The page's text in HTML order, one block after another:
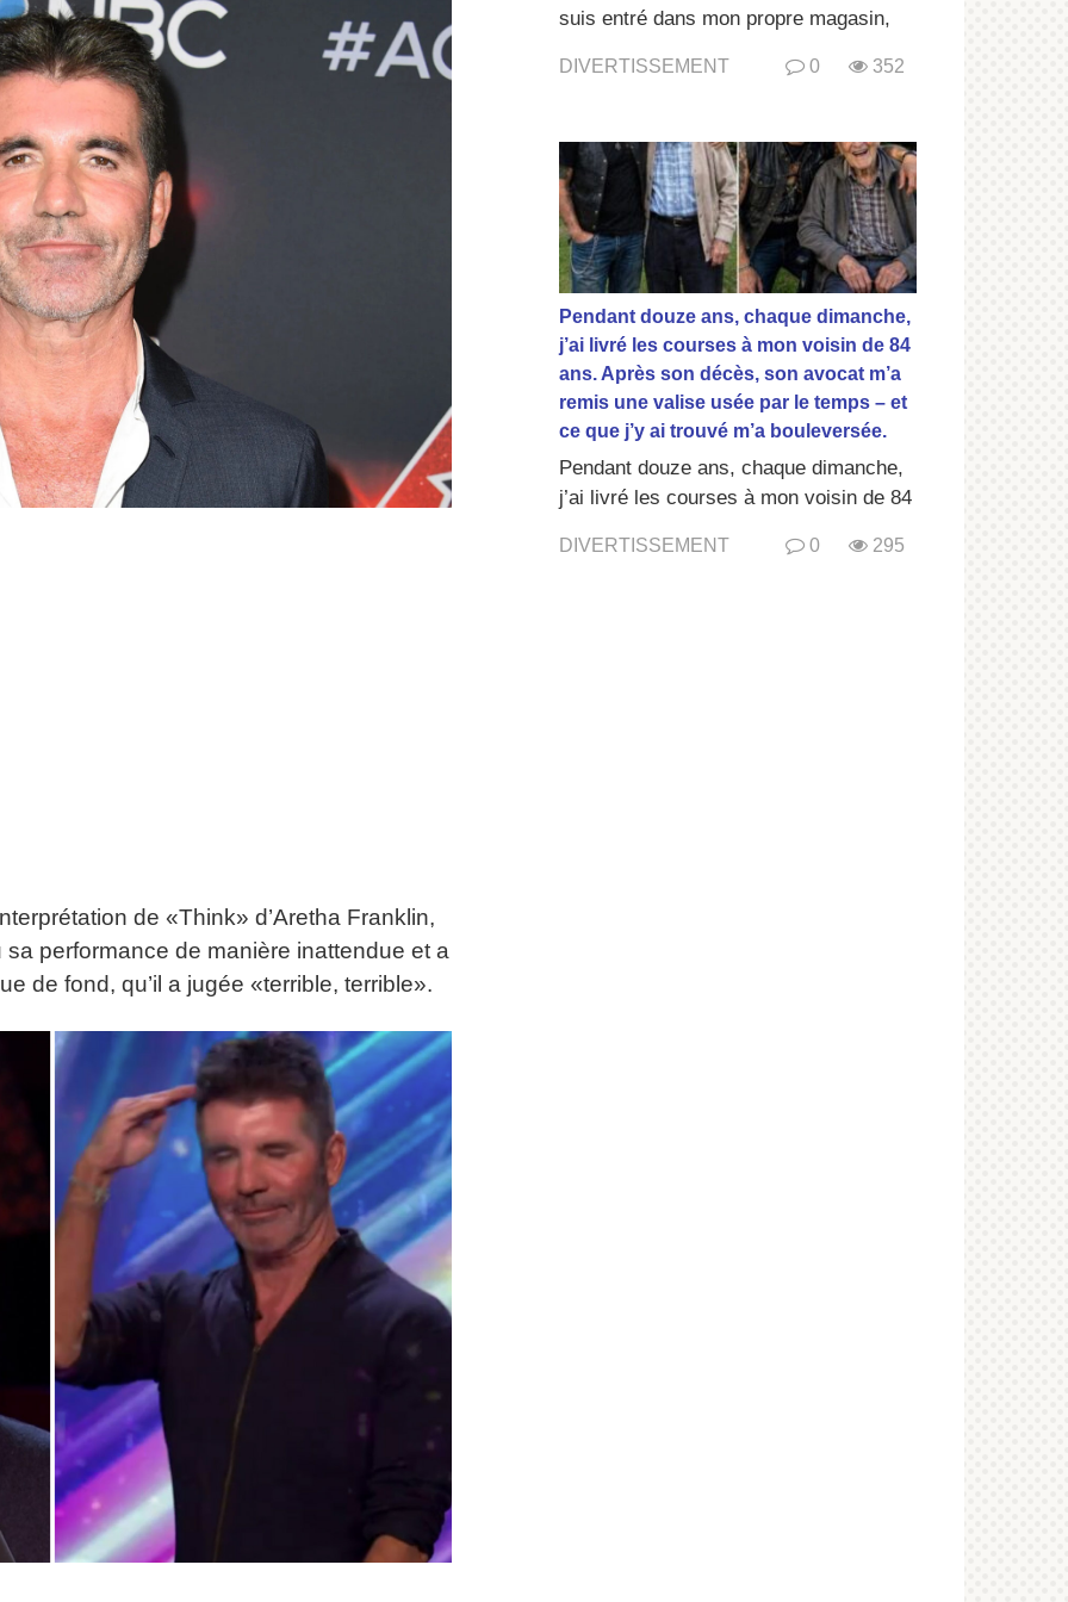
de «Think» d’Aretha Franklin,
performance de manière inattendue et a
de fond, qu’il a jugée «terrible, terrible».
suis entré dans mon propre magasin,
DIVERTISSEMENT 0 352
Pendant douze ans, chaque dimanche,
j’ai livré les courses à mon voisin de 84
ans. Après son décès, son avocat m’a
remis une valise usée par le temps – et
ce que j’y ai trouvé m’a bouleversée.
Pendant douze ans, chaque dimanche,
j’ai livré les courses à mon voisin de 84
DIVERTISSEMENT 0 295